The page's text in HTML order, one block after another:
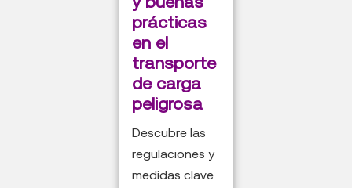
prácticas
en el
transporte
de carga
peligrosa
Descubre las
regulaciones y
medidas clave